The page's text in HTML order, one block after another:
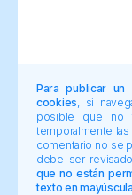
Para publicar un
cookies , si
posible que no
temporalmente
comentario no se
debe ser
que no están
texto en